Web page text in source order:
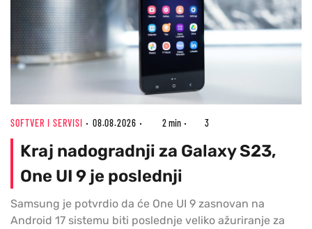
SOFTVER I SERVISI 08.08.2026 2 min 3
Kraj nadogradnji za Galaxy S23,
One UI 9 je poslednji
Samsung je potvrdio da će One UI 9 zasnovan na
Android 17 sistemu biti poslednje veliko ažuriranje za